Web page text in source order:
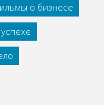
о бизнесе